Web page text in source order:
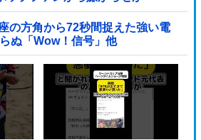
の方角から72秒間捉えた強い電
ぬ「Wow！信号」他